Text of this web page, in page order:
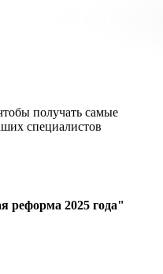
получать самые
специалистов
реформа 2025 года"